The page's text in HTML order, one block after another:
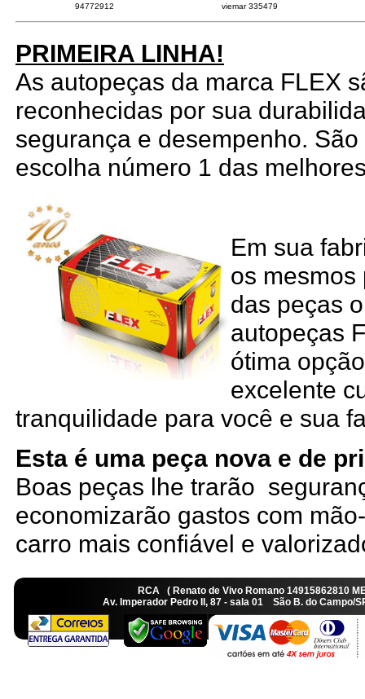
94772912 viemar 335479
PRIMEIRA LINHA!
As autopeças da marca FLEX
reconhecidas por sua
segurança e desempenho. São
escolha número 1 das
Em sua
os mesmos
das peças
autopeças
ótima
excelente
tranquilidade para você e sua
Esta é uma peça nova e de
Boas peças lhe trarão
economizarão gastos com
carro mais confiável e
RCA ( Renato de Vivo Romano
Av. Imperador Pedro II, 87 - sala 01 São B. do